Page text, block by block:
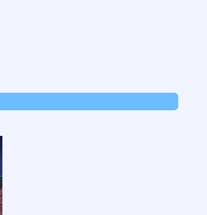
https://forms.gle/sb6qss7apF2uRjVc7